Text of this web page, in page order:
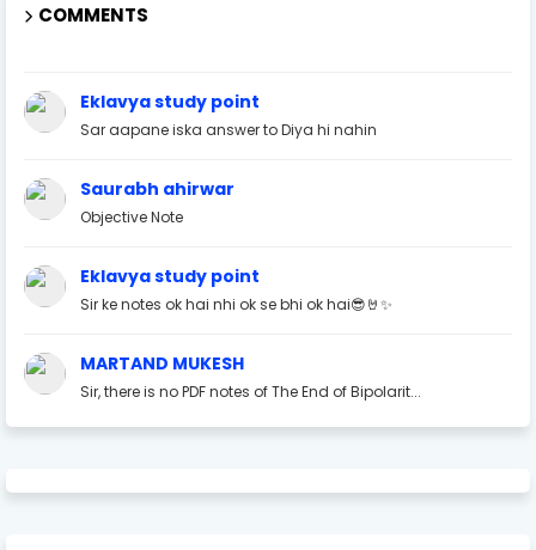
COMMENTS
Eklavya study point
Sar aapane iska answer to Diya hi nahin
Saurabh ahirwar
Objective Note
Eklavya study point
Sir ke notes ok hai nhi ok se bhi ok hai😎🤘✨
MARTAND MUKESH
Sir, there is no PDF notes of The End of Bipolarit...